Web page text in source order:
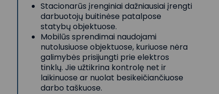
Stacionarūs įrenginiai dažniausiai įrengti
darbuotojų buitinėse patalpose
statybų objektuose.
Mobilūs sprendimai naudojami
nutolusiuose objektuose, kuriuose nėra
galimybės prisijungti prie elektros
tinklų. Jie užtikrina kontrolę net ir
laikinuose ar nuolat besikeičiančiuose
darbo taškuose.